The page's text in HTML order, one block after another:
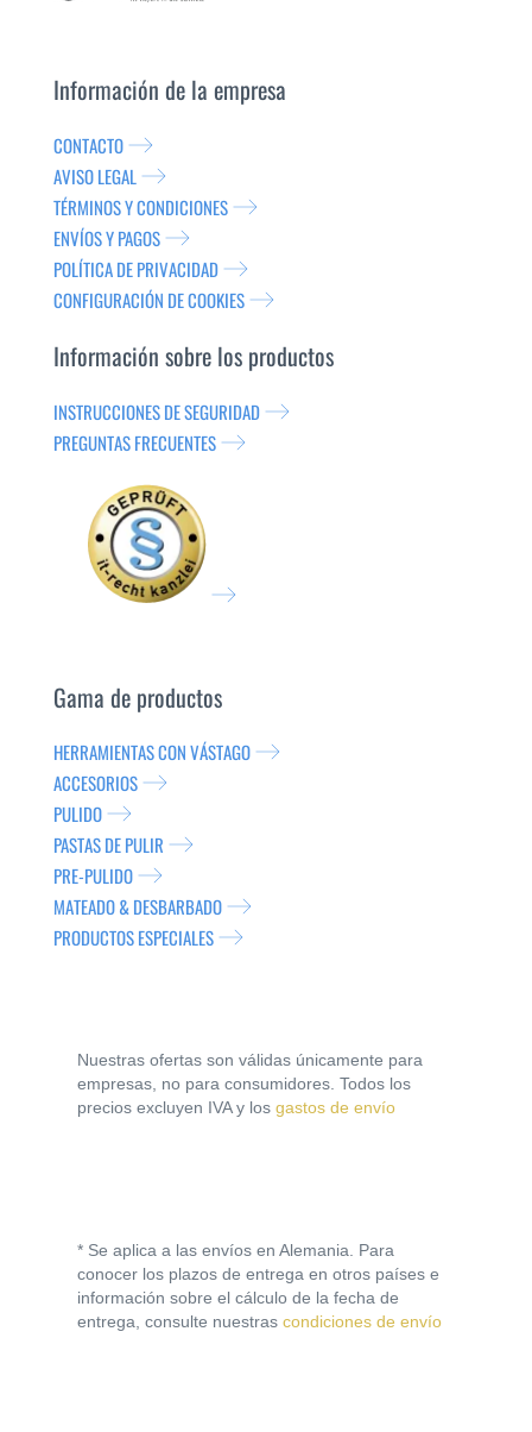
Información de la empresa
CONTACTO
AVISO LEGAL
TÉRMINOS Y CONDICIONES
ENVÍOS Y PAGOS
POLÍTICA DE PRIVACIDAD
CONFIGURACIÓN DE COOKIES
Información sobre los productos
INSTRUCCIONES DE SEGURIDAD
PREGUNTAS FRECUENTES
Gama de productos
HERRAMIENTAS CON VÁSTAGO
ACCESORIOS
PULIDO
PASTAS DE PULIR
PRE-PULIDO
MATEADO & DESBARBADO
PRODUCTOS ESPECIALES
Nuestras ofertas son válidas únicamente para
empresas, no para consumidores. Todos los
precios excluyen IVA y los gastos de envío
* Se aplica a las envíos en Alemania. Para
conocer los plazos de entrega en otros países e
información sobre el cálculo de la fecha de
entrega, consulte nuestras condiciones de envío